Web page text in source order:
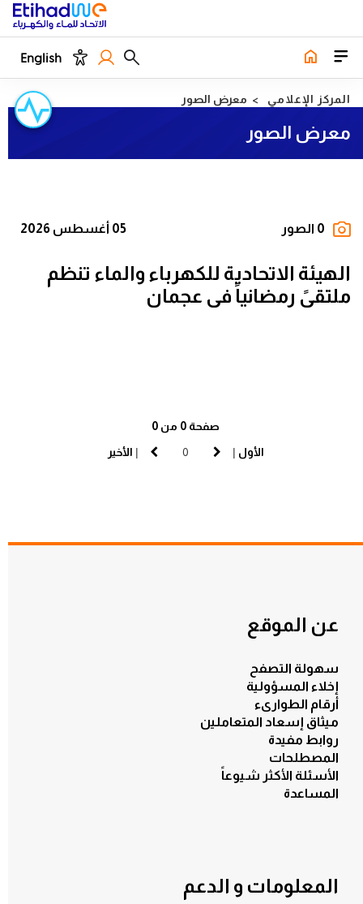
English
المركز الإعلامي معرض الصور
معرض الصور
0 الصور 05 أغسطس 2026
الهيئة الاتحادية للكهرباء والماء تنظم
ملتقىً رمضانياً في عجمان
صفحة 0 من 0
الأول |
| الأخير
عن الموقع
سهولة التصفح
إخلاء المسؤولية
أرقام الطوارىء
ميثاق إسعاد المتعاملين
روابط مفيدة
المصطلحات
الأسئلة الأكثر شيوعاً
المساعدة
المعلومات و الدعم